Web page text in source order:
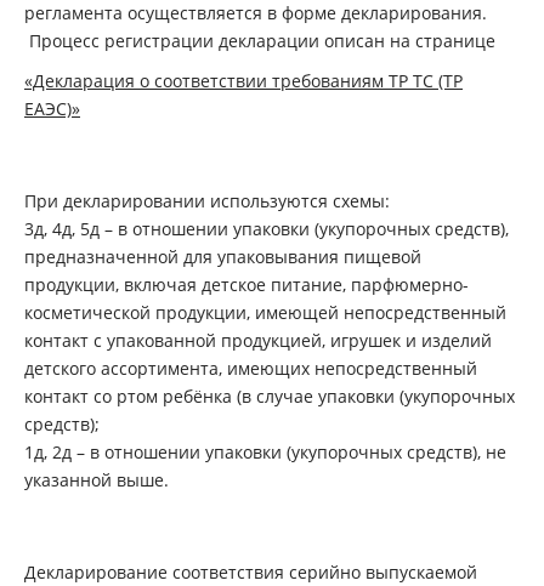
регламента осуществляется в форме декларирования.
Процесс регистрации декларации описан на странице
«Декларация о соответствии требованиям ТР ТС (ТР
ЕАЭС)»
При декларировании используются схемы:
3д, 4д, 5д – в отношении упаковки (укупорочных средств),
предназначенной для упаковывания пищевой
продукции, включая детское питание, парфюмерно-
косметической продукции, имеющей непосредственный
контакт с упакованной продукцией, игрушек и изделий
детского ассортимента, имеющих непосредственный
контакт со ртом ребёнка (в случае упаковки (укупорочных
средств);
1д, 2д – в отношении упаковки (укупорочных средств), не
указанной выше.
Декларирование соответствия серийно выпускаемой